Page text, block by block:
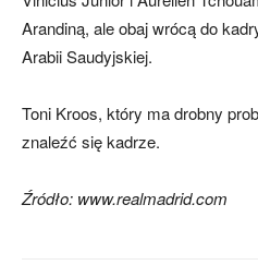
Arandiną, ale obaj wrócą do
Arabii Saudyjskiej.
Toni Kroos, który ma drobny
znaleźć się kadrze.
Źródło: www.realmadrid.com